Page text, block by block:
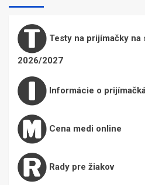
Testy na prijímačky na
2026/2027
Informácie o
Cena medi online
Rady pre žiakov